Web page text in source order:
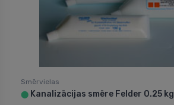
Smērvielas
⬤ Kanalizācijas smēre Felder 0.25 kg